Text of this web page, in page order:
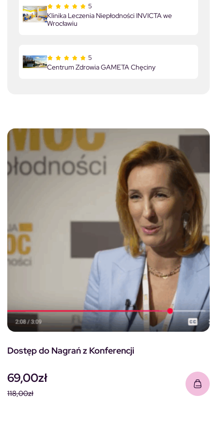
5
Klinika Leczenia Niepłodności INVICTA we
Wrocławiu
5
Centrum Zdrowia GAMETA Chęciny
Dostęp do Nagrań z Konferencji
118,00zł
69,00zł